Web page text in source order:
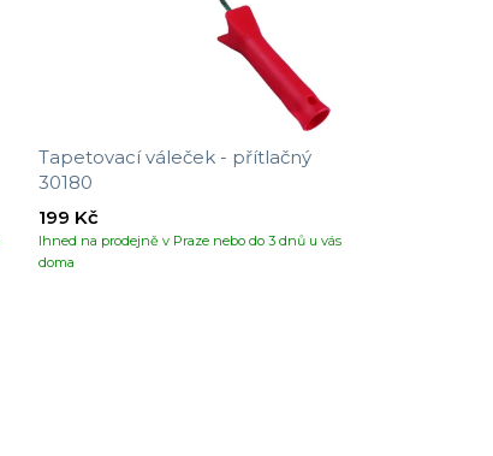
Tapetovací váleček - přítlačný
30180
Ihned na prodejně v Praze nebo do 3 dnů u vás
doma
199 Kč